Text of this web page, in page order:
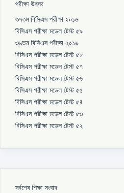
পরীক্ষা উৎসব
৩৭তম বিসিএস পরীক্ষা ২০১৬
বিসিএস পরীক্ষা মডেল টেস্ট ৫৯
৩৬তম বিসিএস পরীক্ষা ২০১৬
বিসিএস পরীক্ষা মডেল টেস্ট ৫৮
বিসিএস পরীক্ষা মডেল টেস্ট ৫৭
বিসিএস পরীক্ষা মডেল টেস্ট ৫৬
বিসিএস পরীক্ষা মডেল টেস্ট ৫৫
বিসিএস পরীক্ষা মডেল টেস্ট ৫৪
বিসিএস পরীক্ষা মডেল টেস্ট ৫৩
বিসিএস পরীক্ষা মডেল টেস্ট ৫২
সর্বশেষ শিক্ষা সংবাদ